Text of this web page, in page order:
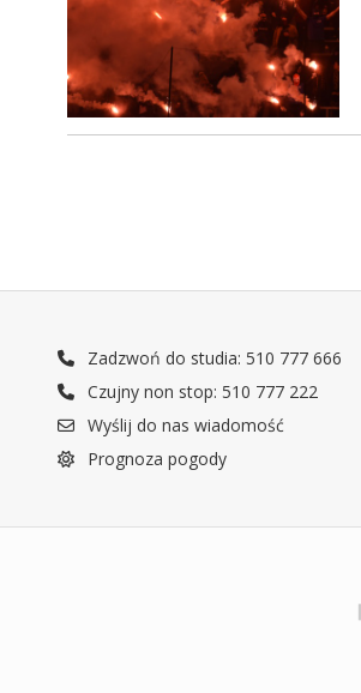
Zadzwoń do studia: 510 777 666
Czujny non stop: 510 777 222
Wyślij do nas wiadomość
Prognoza pogody